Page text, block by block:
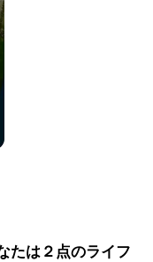
たは２点のライフ